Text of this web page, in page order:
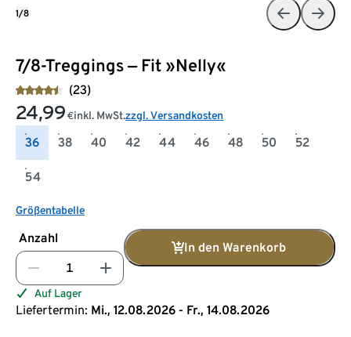
7/8-Treggings ‒ Fit »Nelly«
(23)
24,99 €inkl. MwSt.zzgl. Versandkosten
36 38 40 42 44 46 48 50 52
54
Größentabelle
Anzahl
In den Warenkorb
Auf Lager
Liefertermin: Mi., 12.08.2026 - Fr., 14.08.2026
1/8